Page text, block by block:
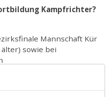
Kampfrichter?
Mannschaft Kür
sowie bei
Mannschaft Kür